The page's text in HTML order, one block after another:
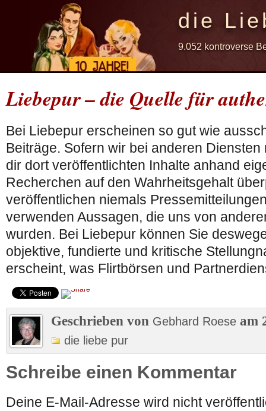
die
9.052 kontroverse
Liebepur – die Quelle für
Bei Liebepur erscheinen so gut wie
Beiträge. Sofern wir bei anderen
dir dort veröffentlichten Inhalte anhand
Recherchen auf den Wahrheitsgehalt
veröffentlichen niemals
verwenden Aussagen, die uns von
wurden. Bei Liebepur können Sie
objektive, fundierte und kritische
erscheint, was Flirtbörsen und
Geschrieben von Gebhard Roese am
die liebe pur
Schreibe einen Kommentar
Deine E-Mail-Adresse wird nicht